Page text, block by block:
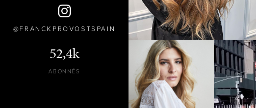
FRANCKPROVOSTSPAIN
52,4k
ABONNÉS